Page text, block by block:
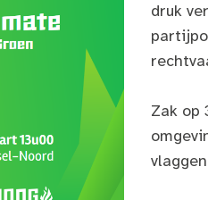
druk
Zak op